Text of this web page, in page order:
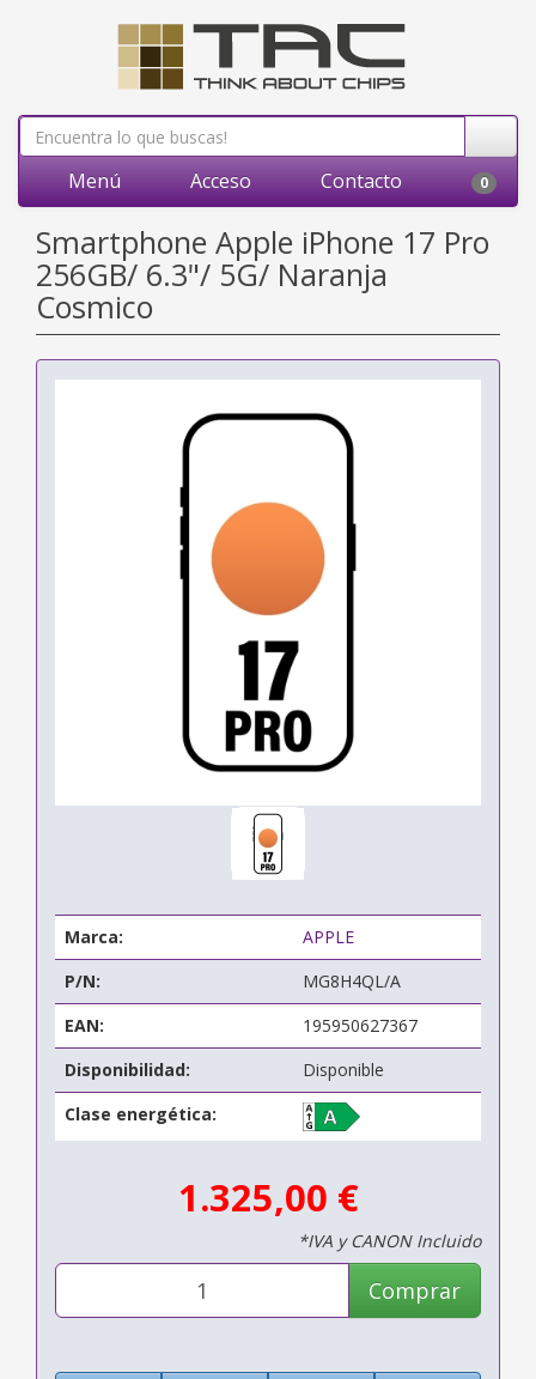
Menú Acceso Contacto 0
Smartphone Apple iPhone 17 Pro
256GB/ 6.3"/ 5G/ Naranja
Cosmico
Marca:
APPLE
P/N:
MG8H4QL/A
EAN:
195950627367
Disponibilidad:
Disponible
Clase energética:
1.325,00 €
*IVA y CANON Incluido
Comprar